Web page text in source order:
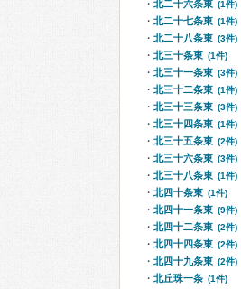
北二十六条東 (1件)
北二十七条東 (1件)
北二十八条東 (3件)
北三十条東 (1件)
北三十一条東 (3件)
北三十二条東 (1件)
北三十三条東 (3件)
北三十四条東 (1件)
北三十五条東 (2件)
北三十六条東 (3件)
北三十八条東 (1件)
北四十条東 (1件)
北四十一条東 (9件)
北四十二条東 (2件)
北四十四条東 (2件)
北四十九条東 (2件)
北丘珠一条 (1件)